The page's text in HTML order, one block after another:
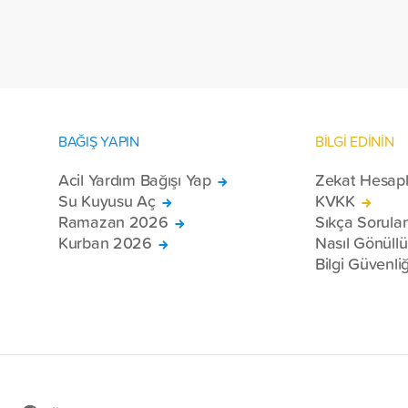
BAĞIŞ YAPIN
Acil Yardım Bağışı Yap
Su Kuyusu Aç
Ramazan 2026
Kurban 2026
BİLGİ EDİNİN
Zekat
KVKK
Sıkça
Nasıl
Bilgi